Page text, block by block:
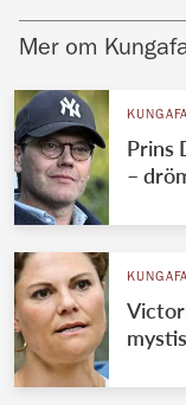
Mer om
Prins
–